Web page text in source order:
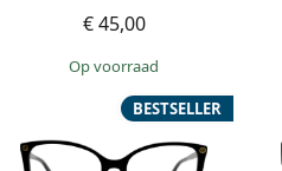
€ 45,00
op voorraad
BESTSELLER